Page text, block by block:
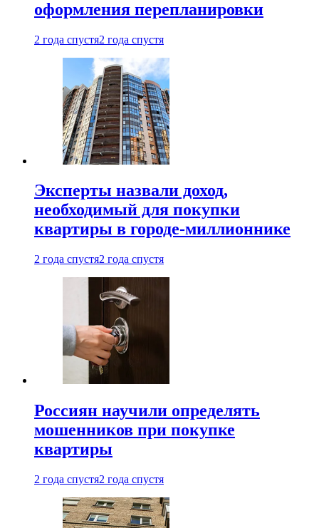
оформления перепланировки
2 года спустя2 года спустя
Эксперты назвали доход,
необходимый для покупки
квартиры в городе-миллионнике
2 года спустя2 года спустя
Россиян научили определять
мошенников при покупке
квартиры
2 года спустя2 года спустя